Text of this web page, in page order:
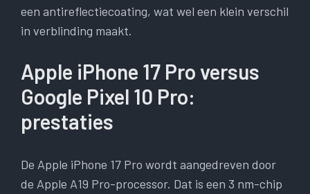
een antireflectiecoating, wat wel een klein verschil
in verblinding maakt.
Apple iPhone 17 Pro versus
Google Pixel 10 Pro:
prestaties
De Apple iPhone 17 Pro wordt aangedreven door
de Apple A19 Pro-processor. Dat is een 3 nm-chip